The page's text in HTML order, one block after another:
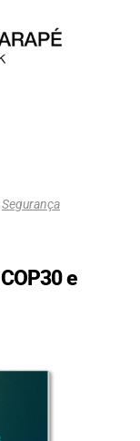
Segurança
e